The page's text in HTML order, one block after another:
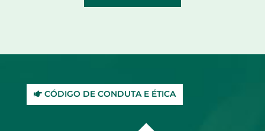
CÓDIGO DE CONDUTA E ÉTICA